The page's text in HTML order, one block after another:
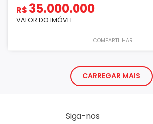
R$ 35.000.000
VALOR DO IMÓVEL
COMPARTILHAR
CARREGAR MAIS
Siga-nos